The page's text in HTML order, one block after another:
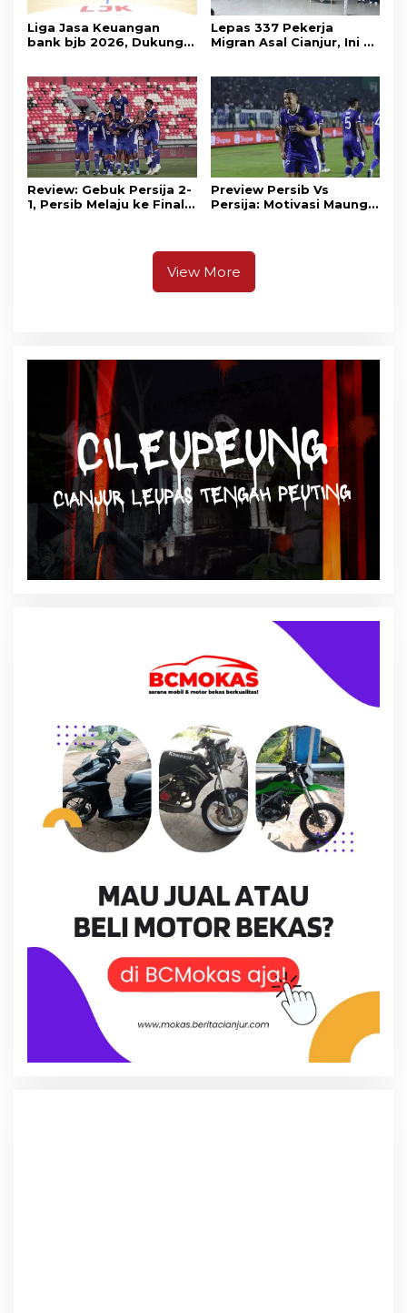
Liga Jasa Keuangan
bank bjb 2026, Dukung
Lepas 337 Pekerja
Migran Asal Cianjur, Ini 3
Review: Gebuk Persija 2-
1, Persib Melaju ke Final
Preview Persib Vs
Persija: Motivasi Maung
View More